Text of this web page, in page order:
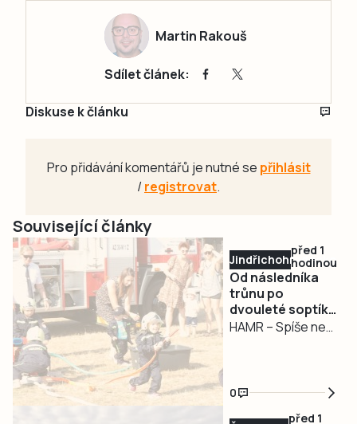
Martin Rakouš
Sdílet článek:
Diskuse k článku
Pro přidávání komentářů je nutné se přihlásit
/registrovat.
Související články
Jindřichohradecko
před 1
hodinou
Od následníka
trůnu po
dvouleté soptíky.
Hasiči v Hamru
HAMR – Spíše než
sobotní událost v
Hamru podobala
0
před 1